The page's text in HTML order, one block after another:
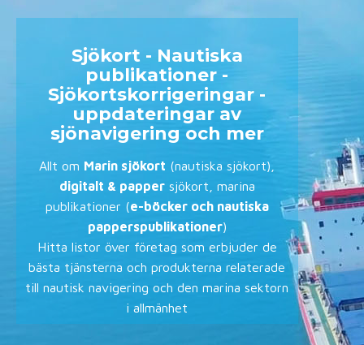
Sjökort - Nautiska
publikationer -
Sjökortskorrigeringar -
uppdateringar av
sjönavigering och mer
Allt om Marin sjökort (nautiska sjökort),
digitalt & pappersjökort, marina
publikationer (e-böcker och nautiska
papperspublikationer)
Hitta listor över företag som erbjuder de
bästa tjänsterna och produkterna relaterade
till nautisk navigering och den marina sektorn
i allmänhet